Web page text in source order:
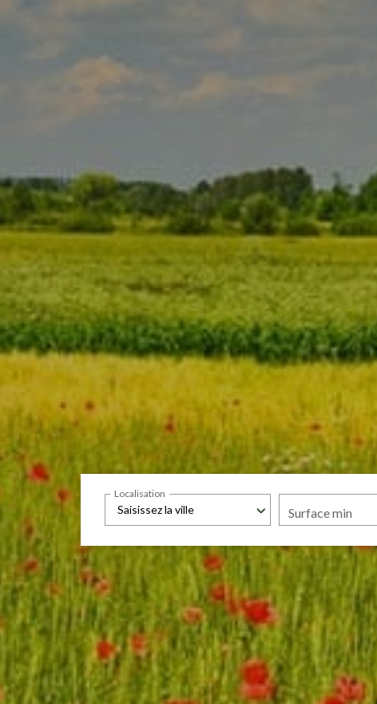
Saisissez la ville
Localisation
Surface min